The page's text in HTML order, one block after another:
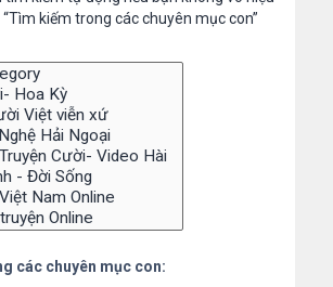
kiếm trong các chuyên mục con”
các chuyên mục con: